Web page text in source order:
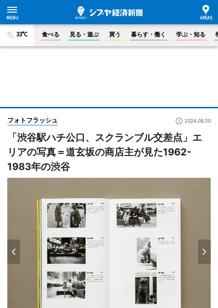
33°C 食べる 見る・遊ぶ 買う 暮らす・働く 学ぶ・知る
フォトフラッシュ 2024.08.30
「渋谷駅ハチ公口、スクランブル交差点」エ
リアの写真＝道玄坂の商店主が見た1962-
1983年の渋谷